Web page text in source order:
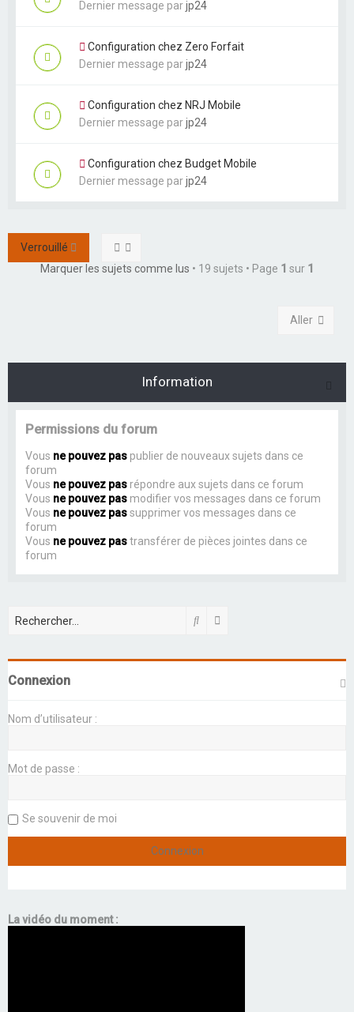
Dernier message parjp24
Configuration chez Zero Forfait
Dernier message parjp24
Configuration chez NRJ Mobile
Dernier message parjp24
Configuration chez Budget Mobile
Dernier message parjp24
Verrouillé
Marquer les sujets comme lus • 19 sujets • Page 1 sur 1
Aller
Information
Permissions du forum
Vous ne pouvez pas publier de nouveaux sujets dans ce
forum
Vous ne pouvez pas répondre aux sujets dans ce forum
Vous ne pouvez pas modifier vos messages dans ce forum
Vous ne pouvez passupprimer vos messages dans ce
forum
Vous ne pouvez pastransférer de pièces jointes dans ce
forum
Rechercher
Connexion
Nom d’utilisateur :
Mot de passe :
Se souvenir de moi
La vidéo du moment :